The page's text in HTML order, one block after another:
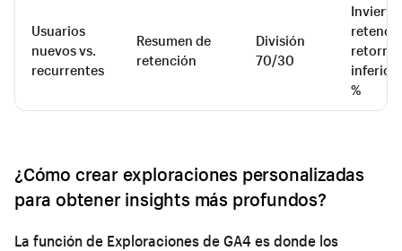
Usuarios
nuevos vs.
recurrentes
Resumen de
retención
División
70/30
Invierte
retorno
inferior
%
¿Cómo crear exploraciones personalizadas
para obtener insights más profundos?
La función de Exploraciones de GA4 es donde los